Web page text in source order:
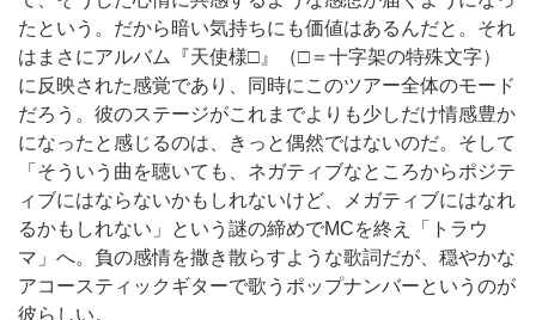
たという。だから暗い気持ちにも価値はあるんだと。それ
はまさにアルバム『天使様□』（□＝十字架の特殊文字）
に反映された感覚であり、同時にこのツアー全体のモード
だろう。彼のステージがこれまでよりも少しだけ情感豊か
になったと感じるのは、きっと偶然ではないのだ。そして
「そういう曲を聴いても、ネガティブなところからポジテ
ィブにはならないかもしれないけど、メガティブにはなれ
るかもしれない」という謎の締めでMCを終え「トラウ
マ」へ。負の感情を撒き散らすような歌詞だが、穏やかな
アコースティックギターで歌うポップナンバーというのが
彼らしい。